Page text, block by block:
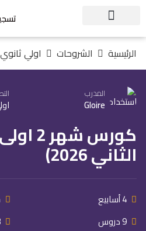
الرئيسية الشروحات اولي ثانوي
المدرب
Gloire
كورس
الثاني 2026)
4 أسابيع
9 دروس
8